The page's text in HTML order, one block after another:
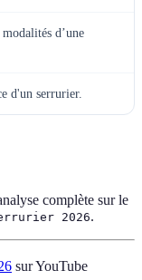
d’une
d'un serrurier.
complète sur le
2026.
sur YouTube